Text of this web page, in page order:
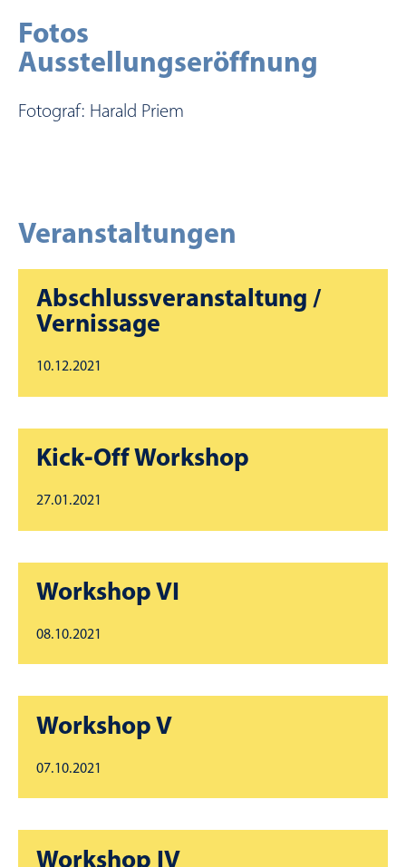
Fotos
Ausstellungseröffnung
Fotograf: Harald Priem
Veranstaltungen
Abschlussveranstaltung /
Vernissage
10.12.2021
Kick-Off Workshop
27.01.2021
Workshop VI
08.10.2021
Workshop V
07.10.2021
Workshop IV